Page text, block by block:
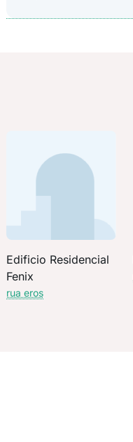
Edificio Residencial
Fenix
rua eros